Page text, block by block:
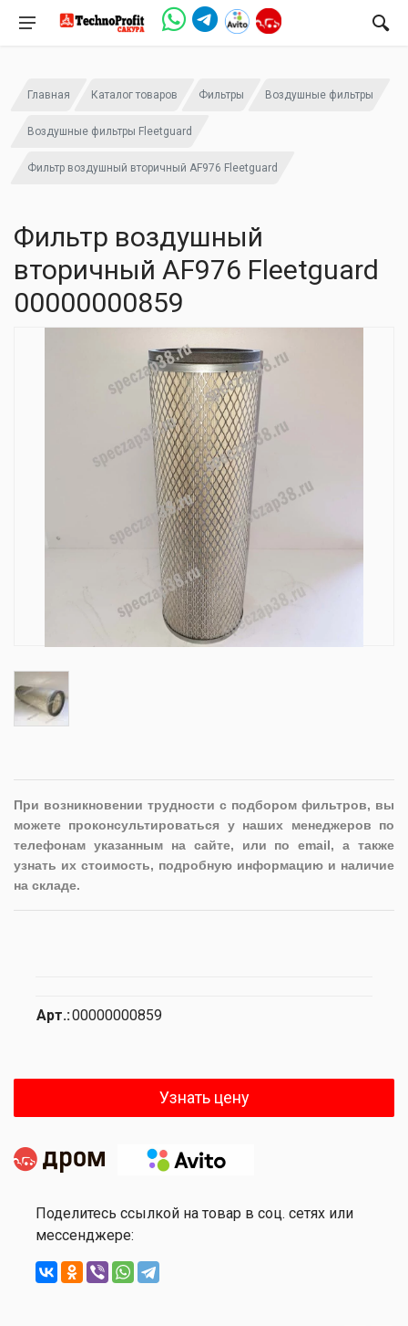
Главная Каталог товаров Фильтры Воздушные фильтры
Воздушные фильтры Fleetguard
Фильтр воздушный вторичный AF976 Fleetguard
Фильтр воздушный
вторичный AF976 Fleetguard
00000000859
При возникновении трудности с подбором фильтров, вы
можете проконсультироваться у наших менеджеров по
телефонам указанным на сайте, или по email, а также
узнать их стоимость, подробную информацию и наличие
на складе.
Арт.:00000000859
Узнать цену
Поделитесь ссылкой на товар в соц. сетях или
мессенджере: